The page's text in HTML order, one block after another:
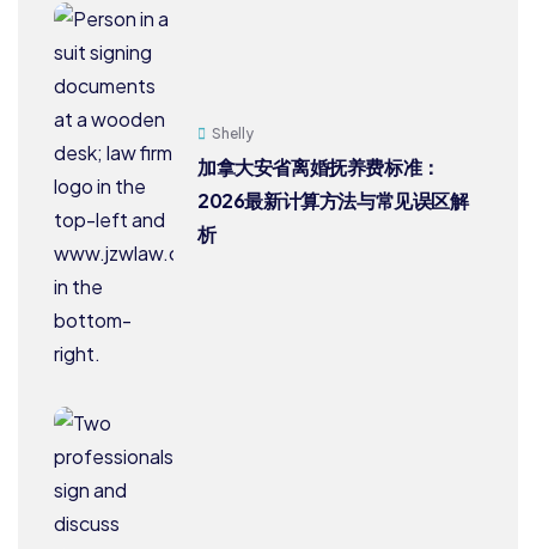
Shelly
加拿大安省离婚抚养费标准：
2026最新计算方法与常见误区解
析